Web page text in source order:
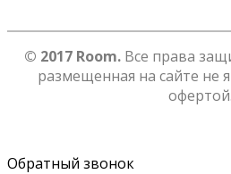
© 2017 Room. Все права
размещенная на сайте не
офертой.
Обратный звонок